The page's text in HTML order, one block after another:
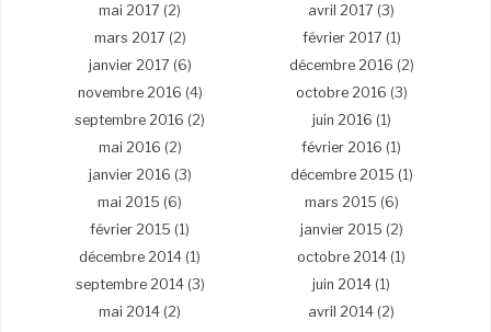
mai 2017 (2) avril 2017 (3)
mars 2017 (2) février 2017 (1)
janvier 2017 (6) décembre 2016 (2)
novembre 2016 (4) octobre 2016 (3)
septembre 2016 (2) juin 2016 (1)
mai 2016 (2) février 2016 (1)
janvier 2016 (3) décembre 2015 (1)
mai 2015 (6) mars 2015 (6)
février 2015 (1) janvier 2015 (2)
décembre 2014 (1) octobre 2014 (1)
septembre 2014(3) juin 2014 (1)
mai 2014 (2) avril 2014 (2)